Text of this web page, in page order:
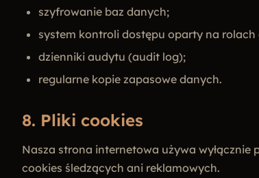
szyfrowanie baz danych;
system kontroli dostępu oparty na rolach
dzienniki audytu (audit log);
regularne kopie zapasowe danych.
8. Pliki cookies
Nasza strona internetowa używa wyłącznie
cookies śledzących ani reklamowych.